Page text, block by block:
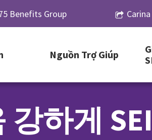
Benefits Group Carina
Nguồn Trợ Giúp
강하게